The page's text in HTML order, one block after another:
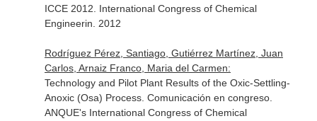
ICCE 2012. International Congress of Chemical
Engineerin. 2012
Rodríguez Pérez, Santiago, Gutiérrez Martínez, Juan
Carlos, Arnaiz Franco, Maria del Carmen:
Technology and Pilot Plant Results of the Oxic-Settling-
Anoxic (Osa) Process. Comunicación en congreso.
ANQUE's International Congress of Chemical